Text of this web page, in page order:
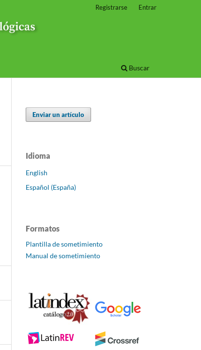
Buscar
Registrarse Entrar
Enviar un artículo
Idioma
English
Español (España)
Formatos
Plantilla de sometimiento
Manual de sometimiento